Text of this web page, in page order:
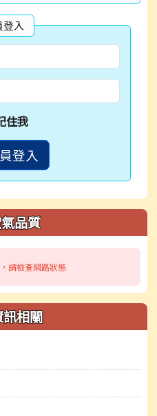
登入
住我
登入
品質
請檢查網路狀態
相關